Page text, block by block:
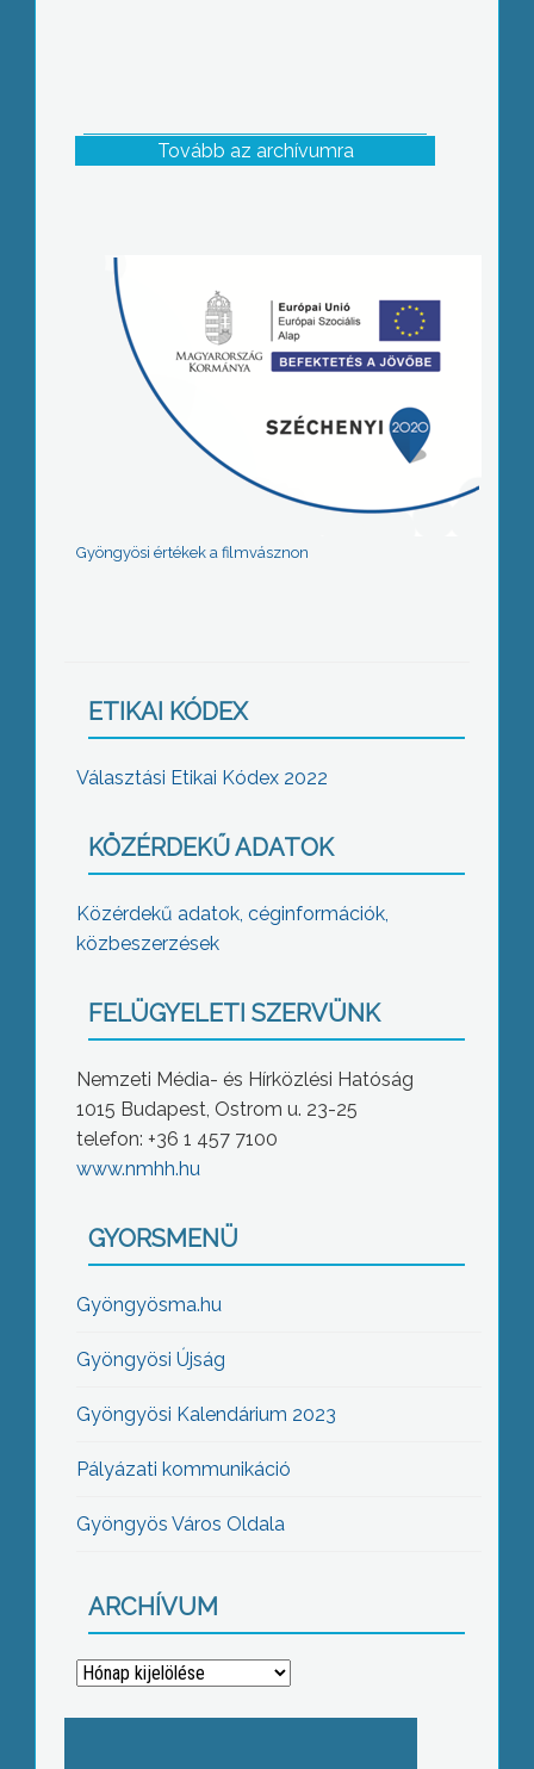
Tovább az archívumra
Gyöngyösi értékek a filmvásznon
ETIKAI KÓDEX
Választási Etikai Kódex 2022
KÖZÉRDEKŰ ADATOK
Közérdekű adatok, céginformációk,
közbeszerzések
FELÜGYELETI SZERVÜNK
Nemzeti Média- és Hírközlési Hatóság
1015 Budapest, Ostrom u. 23-25
telefon: +36 1 457 7100
www.nmhh.hu
GYORSMENÜ
Gyöngyösma.hu
Gyöngyösi Újság
Gyöngyösi Kalendárium 2023
Pályázati kommunikáció
Gyöngyös Város Oldala
ARCHÍVUM
Archívum